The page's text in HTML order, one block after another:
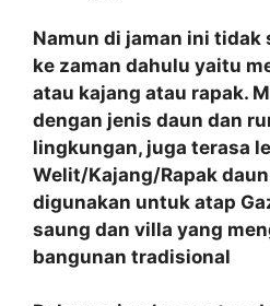
Namun di jaman ini
ke zaman dahulu yaitu
atau kajang atau rapak.
dengan jenis daun dan
lingkungan, juga terasa
Welit/Kajang/Rapak
digunakan untuk atap
saung dan villa yang
bangunan tradisional